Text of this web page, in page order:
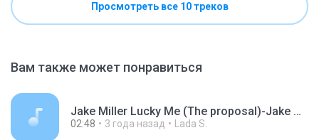
Просмотреть все 10 треков
Вам также может понравиться
Jake Miller Lucky Me (The proposal)-Jake Miller-7133c4a85470d7327cb64eb5c4698c27.mp3
02:48 3 года назад Lada S.